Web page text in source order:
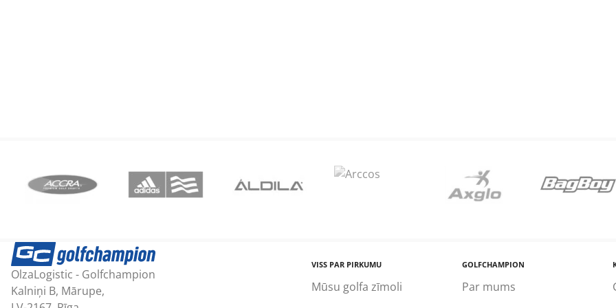
OlzaLogistic - Golfchampion
Kalniņi B, Mārupe,
VISS PAR PIRKUMU
Mūsu golfa zīmoli
GOLFCHAMPION
Par mums